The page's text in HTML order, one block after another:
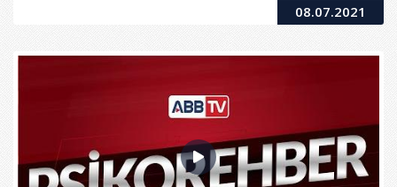
08.07.2021